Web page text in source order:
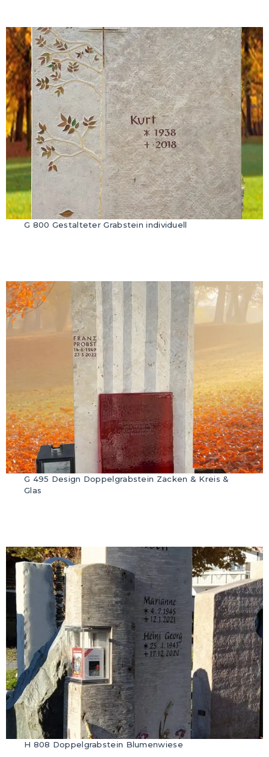
G 800 Gestalteter Grabstein individuell
G 495 Design Doppelgrabstein Zacken & Kreis &
Glas
H 808 Doppelgrabstein Blumenwiese